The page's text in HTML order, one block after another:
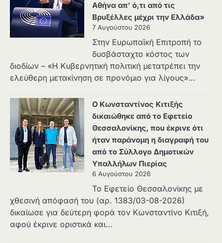
Αθήνα απ’ ό,τι από τις
Βρυξέλλες μέχρι την Ελλάδα»
7 Αυγούστου 2026
Στην Ευρωπαϊκή Επιτροπή το
δυσβάσταχτο κόστος των
διοδίων – «Η Κυβερνητική πολιτική μετατρέπει την
ελεύθερη μετακίνηση σε προνόμιο για λίγους»…
Ο Κωνσταντίνος Κιτιξής
δικαιώθηκε από το Εφετείο
Θεσσαλονίκης, που έκρινε ότι
ήταν παράνομη η διαγραφή του
από το Σύλλογο Δημοτικών
Υπαλλήλων Πιερίας
6 Αυγούστου 2026
Το Εφετείο Θεσσαλονίκης με
χθεσινή απόφασή του (αρ. 1383/03-08-2026)
δικαίωσε για δεύτερη φορά τον Κωνσταντίνο Κιτιξή,
αφού έκρινε οριστικά και…